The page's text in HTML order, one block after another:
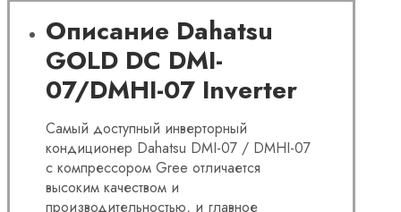
Описание Dahatsu
GOLD DC DMI-
07/DMHI-07 Inverter
Самый доступный инверторный
кондиционер Dahatsu DMI-07 / DMHI-07
с компрессором Gree отличается
высоким качеством и
производительностью, и главное